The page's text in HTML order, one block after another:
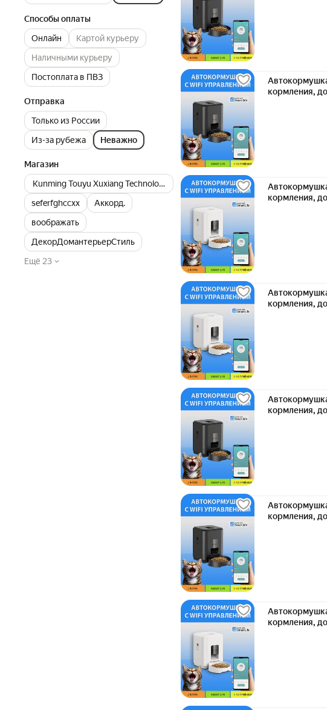
Способы оплаты
Онлайн
Картой курьеру
Наличными курьеру
Постоплата в ПВЗ
Отправка
Только из России
Из-за рубежа
Неважно
Магазин
Kunming Touyu Xuxiang Technology Co., Ltd
seferfghccxx
Аккорд.
воображать
ДекорДомантерьерСтиль
Ещё 23
кормления,
кормления,
кормления,
кормления,
кормления,
кормления,